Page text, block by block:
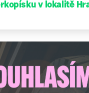
v lokalitě